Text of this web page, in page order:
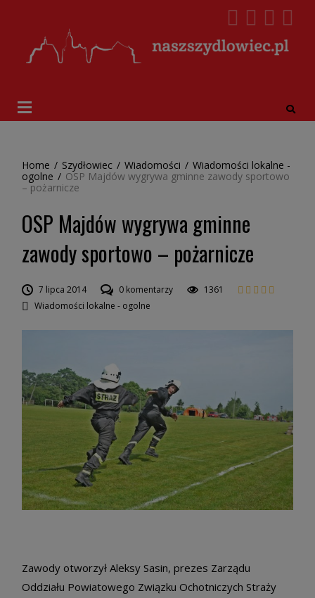
Home / Szydłowiec / Wiadomości / Wiadomości lokalne -
ogolne / OSP Majdów wygrywa gminne zawody sportowo
– pożarnicze
OSP Majdów wygrywa gminne
zawody sportowo – pożarnicze
7 lipca 2014 0 komentarzy
1361
Wiadomości lokalne - ogolne
Zawody otworzył Aleksy Sasin, prezes Zarządu
Oddziału Powiatowego Związku Ochotniczych Straży